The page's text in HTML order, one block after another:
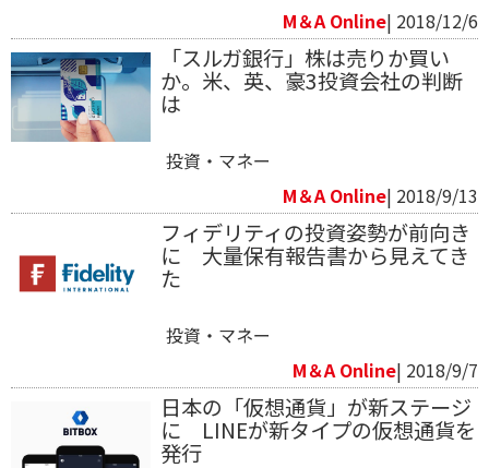
M＆A Online| 2018/12/6
「スルガ銀行」株は売りか買い
か。米、英、豪3投資会社の判断
は
投資・マネー
M＆A Online| 2018/9/13
フィデリティの投資姿勢が前向き
に 大量保有報告書から見えてき
た
投資・マネー
M＆A Online| 2018/9/7
日本の「仮想通貨」が新ステージ
に LINEが新タイプの仮想通貨を
発行